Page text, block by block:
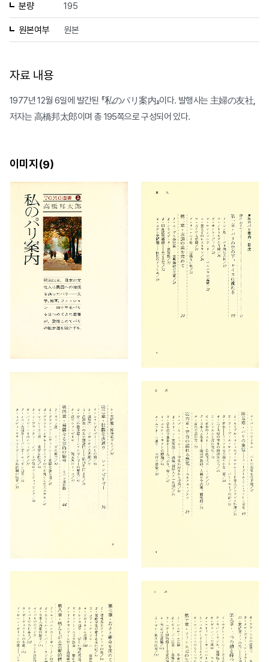
분량 195
원본여부 원본
자료 내용
1977년 12월 6일에 발간된 『私のパリ案内』이다. 발행사는 主婦の友社,
저자는 高橋邦太郎이며 총 195쪽으로 구성되어 있다.
이미지(9)